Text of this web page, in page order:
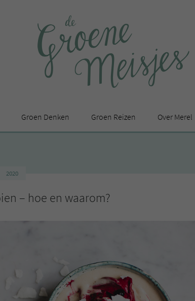
Groen Denken Groen Reizen Over Merel
2020
– hoe en waarom?